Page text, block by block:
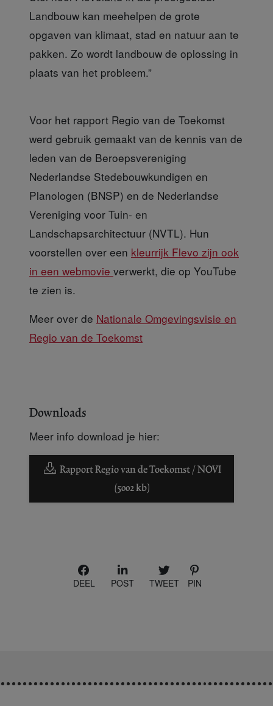
Landbouw kan meehelpen de grote
opgaven van klimaat, stad en natuur aan te
pakken. Zo wordt landbouw de oplossing in
plaats van het probleem.”
Voor het rapport Regio van de Toekomst
werd gebruik gemaakt van de kennis van de
leden van de Beroepsvereniging
Nederlandse Stedebouwkundigen en
Planologen (BNSP) en de Nederlandse
Vereniging voor Tuin- en
Landschapsarchitectuur (NVTL). Hun
voorstellen over een kleurrijk Flevo zijn ook
in een webmovie verwerkt, die op YouTube
te zien is.
Meer over de Nationale Omgevingsvisie en
Regio van de Toekomst
Downloads
Meer info download je hier:
Rapport Regio van de Toekomst / NOVI
(5002 kb)
DEEL POST TWEET PIN